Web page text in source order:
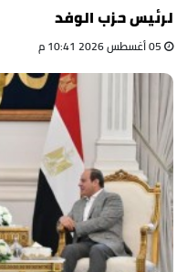
لرئيس حزب الوفد